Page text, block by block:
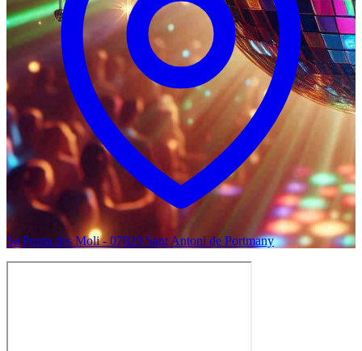
Sa Punta des Moli - 07820 Sant Antoni de Portmany